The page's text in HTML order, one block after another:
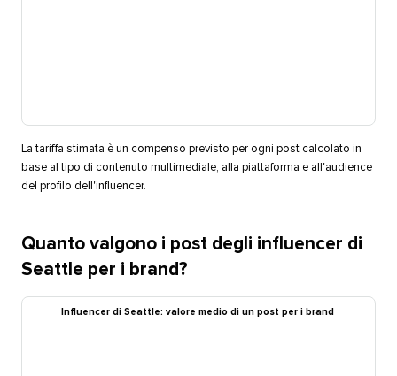
La tariffa stimata è un compenso previsto per ogni post calcolato in
base al tipo di contenuto multimediale, alla piattaforma e all'audience
del profilo dell'influencer.​​
Quanto valgono i post degli influencer di
Seattle per i brand?​​
Influencer di Seattle: valore medio di un post per i brand​​